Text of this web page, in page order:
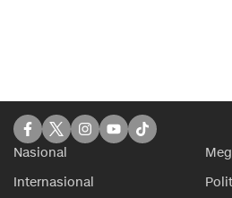
Nasional
Internasional